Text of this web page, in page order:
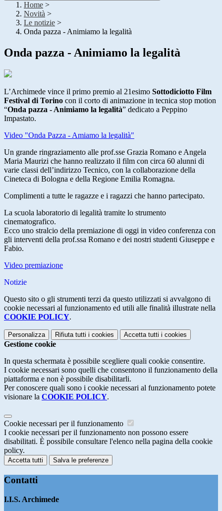
Home >
Novità >
Le notizie >
Onda pazza - Animiamo la legalità
Onda pazza - Animiamo la legalità
L’Archimede vince il primo premio al 21esimo Sottodiciotto Film
Festival di Torino con il corto di animazione in tecnica stop motion
“Onda pazza - Animiamo la legalità” dedicato a Peppino
Impastato.
Video "Onda Pazza - Amiamo la legalità"
Un grande ringraziamento alle prof.sse Grazia Romano e Angela
Maria Maurizi che hanno realizzato il film con circa 60 alunni di
varie classi dell’indirizzo Tecnico, con la collaborazione della
Cineteca di Bologna e della Regione Emilia Romagna.
Complimenti a tutte le ragazze e i ragazzi che hanno partecipato.
La scuola laboratorio di legalità tramite lo strumento
cinematografico.
Ecco uno stralcio della premiazione di oggi in video conferenza con
gli interventi della prof.ssa Romano e dei nostri studenti Giuseppe e
Fabio.
Video premiazione
Notizie
Questo sito o gli strumenti terzi da questo utilizzati si avvalgono di
cookie necessari al funzionamento ed utili alle finalità illustrate nella
COOKIE POLICY.
Personalizza Rifiuta tutti i cookies Accetta tutti i cookies
Gestione cookie
In questa schermata è possibile scegliere quali cookie consentire.
I cookie necessari sono quelli che consentono il funzionamento della
piattaforma e non è possibile disabilitarli.
Per conoscere quali sono i cookie necessari al funzionamento potete
visionare la COOKIE POLICY.
Cookie necessari per il funzionamento
I cookie necessari per il funzionamento non possono essere
disabilitati. È possibile consultare l'elenco nella pagina della cookie
policy.
Accetta tutti Salva le preferenze
Contatti
I.I.S. Archimede